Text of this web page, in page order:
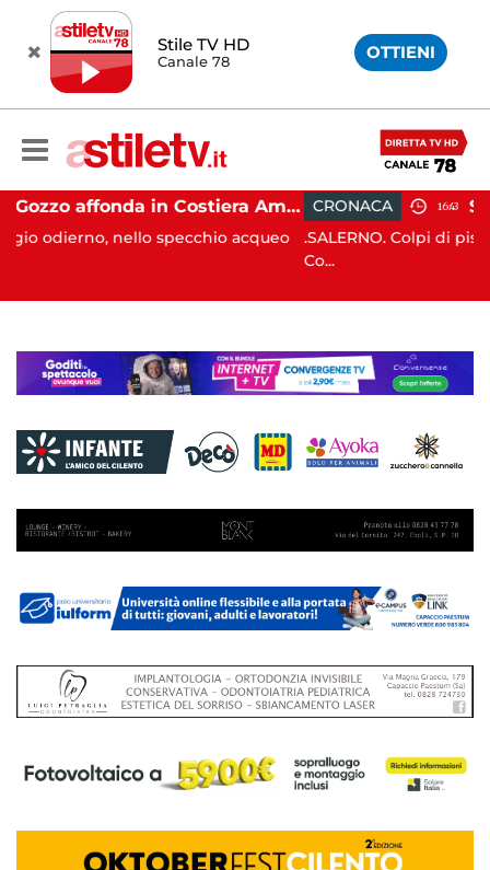
Stile TV HD
Canale 78 OTTIENI
Gozzo affonda in Costiera Amalfitana: occupanti soccorsi da altri natanti
acqueo
CRONACA 16:43
.SALERNO. Colpi di pistola sono stati